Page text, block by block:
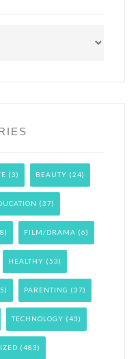
(3) BEAUTY (24)
(37)
FILM/DRAMA (6)
HEALTHY (53)
PARENTING (37)
TECHNOLOGY (43)
(483)